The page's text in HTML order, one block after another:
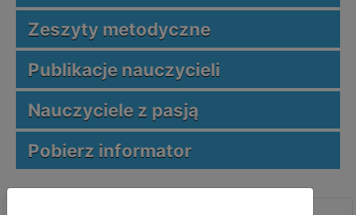
Zeszyty metodyczne
Publikacje nauczycieli
Nauczyciele z pasją
Pobierz informator